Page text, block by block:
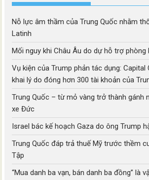
Nỗ lực âm thầm của Trung Quốc nhằm
Latinh
Mối nguy khi Châu Âu do dự hỗ trợ phòng
Vụ kiện của Trump phản tác dụng: Capital
khai lý do đóng hơn 300 tài khoản của
Trung Quốc – từ mỏ vàng trở thành gánh
xe Đức
Israel bác kế hoạch Gaza do ông Trump
Trung Quốc đáp trả thuế Mỹ trước thềm
Tập
“Mua danh ba vạn, bán danh ba đồng” là